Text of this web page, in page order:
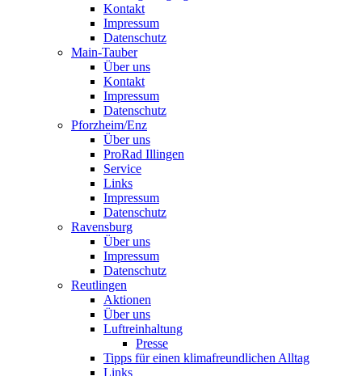
Kontakt
Impressum
Datenschutz
Main-Tauber
Über uns
Kontakt
Impressum
Datenschutz
Pforzheim/Enz
Über uns
ProRad Illingen
Service
Links
Impressum
Datenschutz
Ravensburg
Über uns
Impressum
Datenschutz
Reutlingen
Aktionen
Über uns
Luftreinhaltung
Presse
Tipps für einen klimafreundlichen Alltag
Links